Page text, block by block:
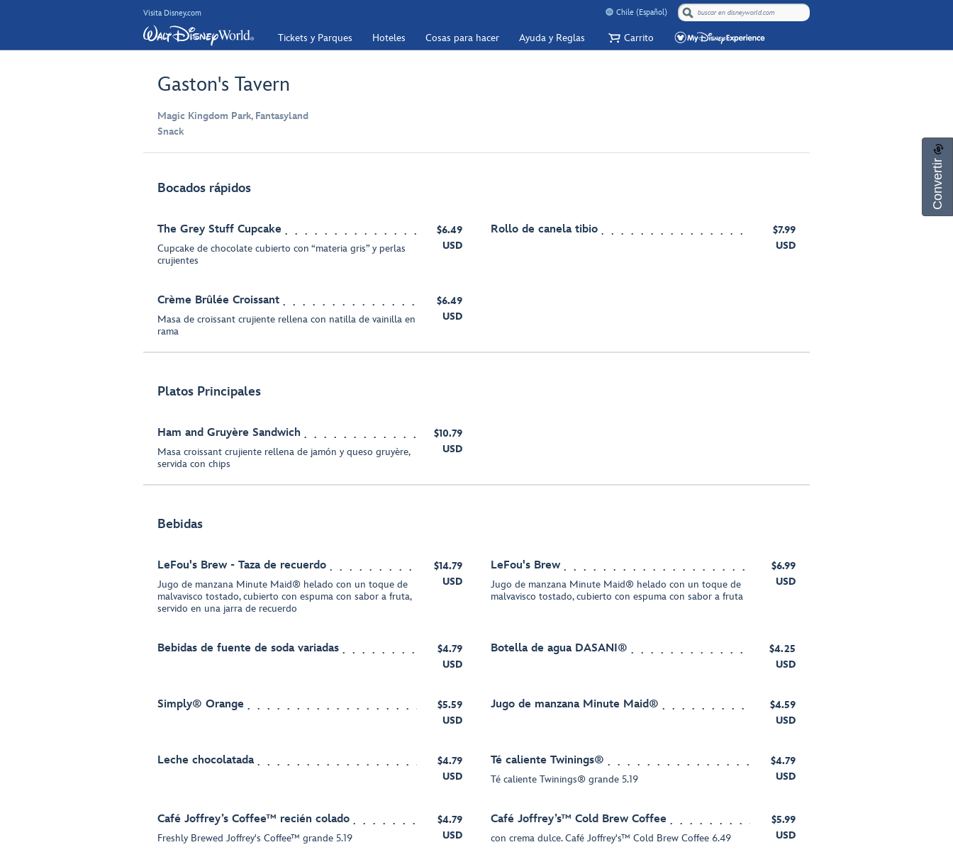
Visita Disney.com Chile (Español)
Tickets y Parques Hoteles Cosas para hacer Ayuda y Reglas Carrito
Gaston's Tavern
Magic Kingdom Park, Fantasyland
Snack
Bocados rápidos
The Grey Stuff Cupcake
Cupcake de chocolate cubierto con “materia gris” y perlas
crujientes
$6.49
USD
Rollo de canela tibio
$7.99
USD
Crème Brûlée Croissant
Masa de croissant crujiente rellena con natilla de vainilla en
rama
$6.49
USD
Platos Principales
Ham and Gruyère Sandwich
Masa croissant crujiente rellena de jamón y queso gruyère,
servida con chips
$10.79
USD
Bebidas
LeFou's Brew - Taza de recuerdo
Jugo de manzana Minute Maid® helado con un toque de
malvavisco tostado, cubierto con espuma con sabor a fruta,
servido en una jarra de recuerdo
$14.79
USD
LeFou's Brew
Jugo de manzana Minute Maid® helado con un toque de
malvavisco tostado, cubierto con espuma con sabor a fruta
$6.99
USD
Bebidas de fuente de soda variadas
$4.79
USD
Botella de agua DASANI®
$4.25
USD
Simply® Orange
$5.59
USD
Jugo de manzana Minute Maid®
$4.59
USD
Leche chocolatada
$4.79
USD
Té caliente Twinings®
Té caliente Twinings® grande 5.19
$4.79
USD
Café Joffrey’s Coffee™ recién colado
Freshly Brewed Joffrey's Coffee™ grande 5.19
$4.79
USD
Café Joffrey’s™ Cold Brew Coffee
con crema dulce. Café Joffrey's™ Cold Brew Coffee 6.49
$5.99
USD
Convertir